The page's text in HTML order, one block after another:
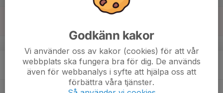
Fotbollsträning
Godkänn kakor
Vi använder oss av kakor (cookies) för att vår
webbplats ska fungera bra för dig. De används
även för webbanalys i syfte att hjälpa oss att
förbättra våra tjänster.